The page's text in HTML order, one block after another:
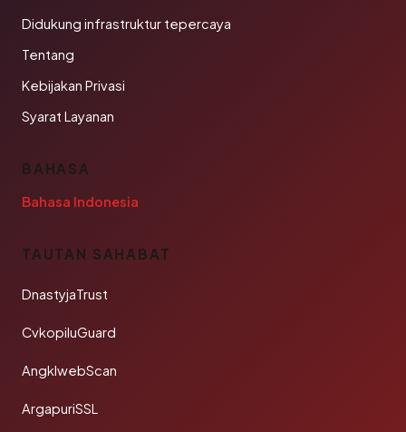
Didukung infrastruktur tepercaya
Tentang
Kebijakan Privasi
Syarat Layanan
BAHASA
Bahasa Indonesia
TAUTAN SAHABAT
DnastyjaTrust
CvkopiluGuard
AngklwebScan
ArgapuriSSL